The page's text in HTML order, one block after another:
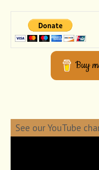
Buy
See our YouTube